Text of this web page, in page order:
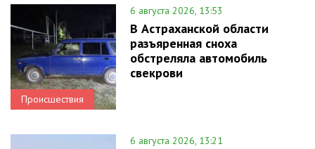
Происшествия
6 августа 2026, 13:53
В Астраханской области
разъяренная сноха
обстреляла автомобиль
свекрови
6 августа 2026, 13:21